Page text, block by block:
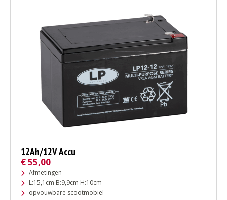
12Ah/12V Accu
€55,00
Afmetingen
L:15,1cm B:9,9cm H:10cm
opvouwbare scootmobiel